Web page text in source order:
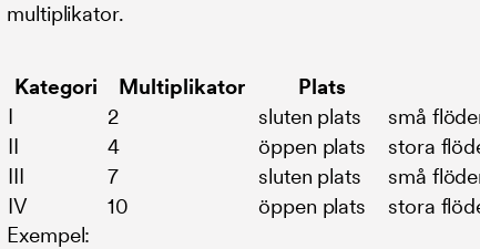
multiplikator.
Kategori Multiplikator Plats
I
2 sluten plats
små
II
4 öppen plats
stora
III
7 sluten plats
små
IV
10 öppen plats
stora
Exempel: